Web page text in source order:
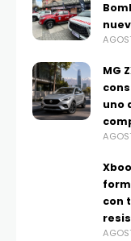
MG
uno
con